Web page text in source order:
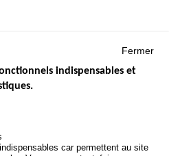
DES ACCIDENTS DE
Fermer
indispensables et
car permettent au site